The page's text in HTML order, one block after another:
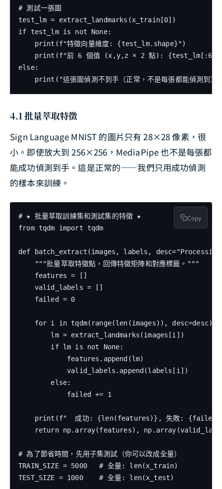
# 測試一張圖
test_lm = extract_landmarks(x_train[0])
if test_lm is not None:
    print(f"特徵向量維度: {test_lm.shape}")
print(f"前 6 個值 (x,y,z × 2 點):
else:
4.1 批量萃取特徵
Sign Language MNIST 的圖片只有 28×28 像素，很
小。即使放大到 256×256，MediaPipe 也不是每張都
能成功偵測到手。這是正常的——我們只用成功偵測
的樣本來訓練。
# ★ 批量萃取訓練集和測試集的特徵 ★
from tqdm import tqdm
def batch_extract(images, labels,
    """批量萃取特徵點，回傳特徵矩陣和對應標籤。"""
    features = []
    valid_labels = []
    failed = 0
    for i in tqdm(range(len(images)), desc=desc):
        lm = extract_landmarks(images[i])
        if lm is not None:
            features.append(lm)
            valid_labels.append(labels[i])
        else:
            failed += 1
print(f"  成功: {len(features)}, 失敗:
return np.array(features),
# 為了節省時間，先用子集測試（你可以改成全量）
TRAIN_SIZE = 5000   # 全量: len(x_train)
TEST_SIZE = 1000    # 全量: len(x_test)
Copy